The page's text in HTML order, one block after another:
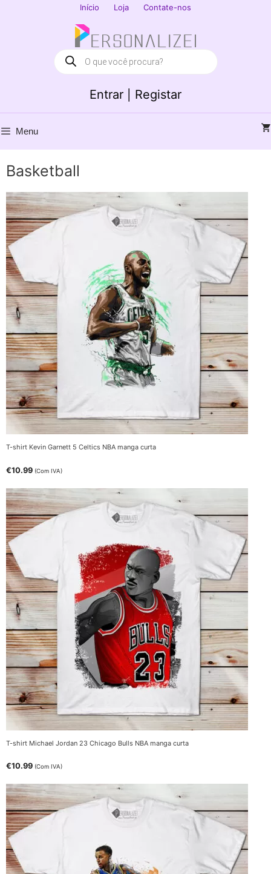
Início Loja Contate-nos
Entrar | Registar
Products
search
Menu
Basketball
T-shirt Kevin Garnett 5 Celtics NBA manga curta
€10.99 (Com IVA)
T-shirt Michael Jordan 23 Chicago Bulls NBA manga curta
€10.99 (Com IVA)